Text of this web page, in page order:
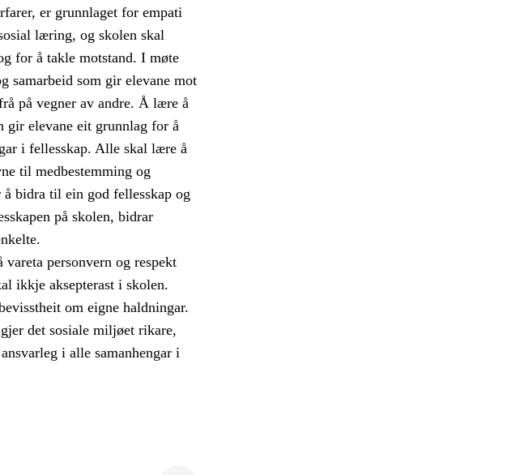
er grunnlaget for empati
læring, og skolen skal
for å takle motstand. I møte
samarbeid som gir elevane mot
på vegner av andre. Å lære å
gir elevane eit grunnlag for å
i fellesskap. Alle skal lære å
til medbestemming og
å bidra til ein god fellesskap og
på skolen, bidrar
personvern og respekt
ikkje aksepterast i skolen.
om eigne haldningar.
det sosiale miljøet rikare,
i alle samanhengar i